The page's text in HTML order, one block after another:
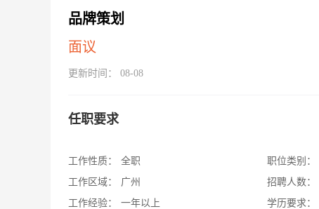
品牌策划
面议
更新时间： 08-08
任职要求
工作性质：
全职
工作区域：
广州
工作经验：
一年以上
职位类别：
招聘人数：
学历要求：